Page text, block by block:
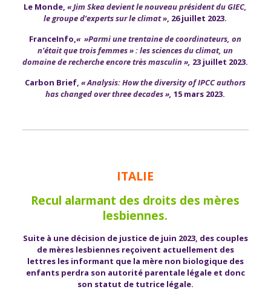
Le Monde, « Jim Skea devient le nouveau président du GIEC,
le groupe d’experts sur le climat », 26 juillet 2023.
FranceInfo,« »Parmi une trentaine de coordinateurs, on
n’était que trois femmes » : les sciences du climat, un
domaine de recherche encore très masculin », 23 juillet 2023.
Carbon Brief, « Analysis: How the diversity of IPCC authors
has changed over three decades »,15 mars 2023.
ITALIE
Recul alarmant des droits des mères
lesbiennes.
Suite à une décision de justice de juin 2023, des couples
de mères lesbiennes reçoivent actuellement des
lettres les informant que la mère non biologique des
enfants perdra son autorité parentale légale et donc
son statut de tutrice légale.